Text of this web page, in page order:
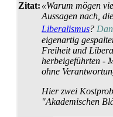
Zitat: «Warum mögen
Aussagen nach,
Liberalismus?
eigenartig
Freiheit und
herbeigeführten -
ohne
Hier zwei
"Akademischen